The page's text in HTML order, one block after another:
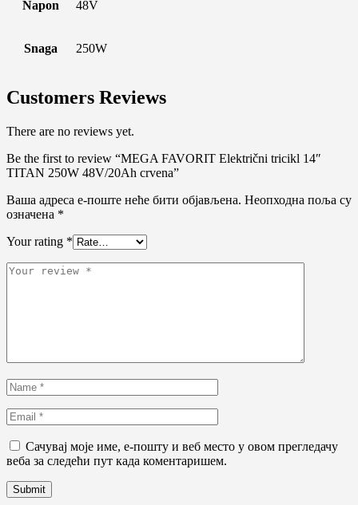
Napon 48V
Snaga 250W
Customers Reviews
There are no reviews yet.
Be the first to review “MEGA FAVORIT Električni tricikl 14″
TITAN 250W 48V/20Ah crvena”
Ваша адреса е-поште неће бити објављена. Неопходна поља су
означена *
Your rating *
Сачувај моје име, е-пошту и веб место у овом прегледачу
веба за следећи пут када коментаришем.